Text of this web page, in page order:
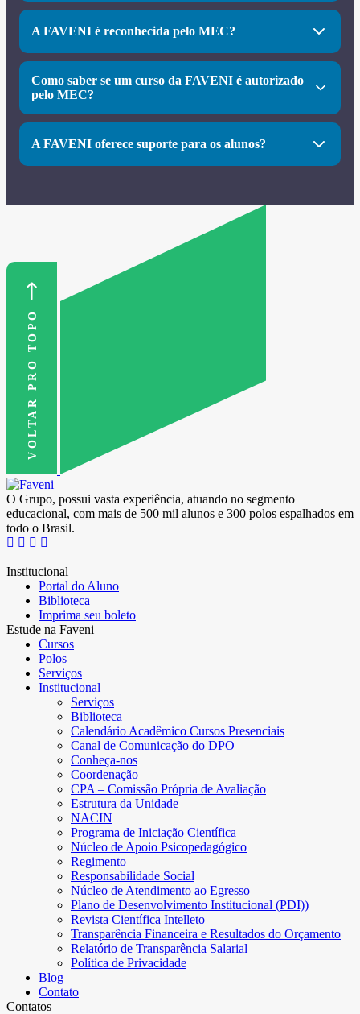
Sim. Todos os cursos oferecidos pela FAVENI que estão
devidamente autorizados ou reconhecidos pelo MEC
garantem diplomas válidos em todo o território nacional,
inclusive para concursos públicos e processos seletivos.
A FAVENI é reconhecida pelo MEC?
Sim. A instituição é credenciada pelo MEC e seus cursos
passam por avaliações regulares. Alguns cursos, como
Direito, possuem nota 4 na avaliação, o que reforça a
credibilidade da faculdade.
Como saber se um curso da FAVENI é autorizado
pelo MEC?
Você pode consultar diretamente no site oficial do MEC
todas as informações são disponibilizadas com
transparência.
A FAVENI oferece suporte para os alunos?
ativo tanto para alunos da modalidade EAD quanto
presencial, garantindo acompanhamento ao longo de toda
VOLTAR PRO TOPO
O Grupo, possui vasta experiência, atuando no segmento
educacional, com mais de 500 mil alunos e 300 polos espalhados em
todo o Brasil.
Institucional
Portal do Aluno
Biblioteca
Imprima seu boleto
Estude na Faveni
Cursos
Polos
Serviços
Institucional
Serviços
Biblioteca
Calendário Acadêmico Cursos Presenciais
Canal de Comunicação do DPO
Conheça-nos
Coordenação
CPA – Comissão Própria de Avaliação
Estrutura da Unidade
NACIN
Programa de Iniciação Científica
Núcleo de Apoio Psicopedagógico
Regimento
Responsabilidade Social
Núcleo de Atendimento ao Egresso
Plano de Desenvolvimento Institucional (PDI))
Revista Científica Intelleto
Transparência Financeira e Resultados do Orçamento
Relatório de Transparência Salarial
Política de Privacidade
Blog
Contato
Contatos